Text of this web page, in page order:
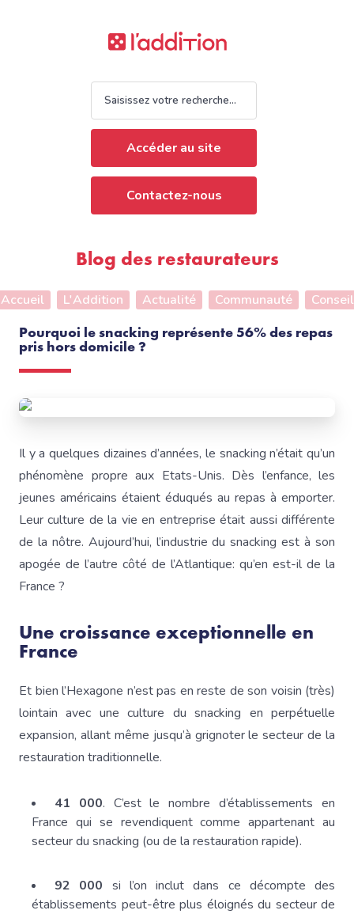
Accéder au site
Contactez-nous
Blog des restaurateurs
Accueil L'Addition Actualité Communauté Conseil
Pourquoi le snacking représente 56% des repas
pris hors domicile ?
Il y a quelques dizaines d’années, le snacking n’était qu’un
phénomène propre aux Etats-Unis. Dès l’enfance, les
jeunes américains étaient éduqués au repas à emporter.
Leur culture de la vie en entreprise était aussi différente
de la nôtre. Aujourd’hui, l’industrie du snacking est à son
apogée de l’autre côté de l’Atlantique: qu’en est-il de la
France ?
Une croissance exceptionnelle en
France
Et bien l’Hexagone n’est pas en reste de son voisin (très)
lointain avec une culture du snacking en perpétuelle
expansion, allant même jusqu’à grignoter le secteur de la
restauration traditionnelle.
41 000. C’est le nombre d’établissements en
France qui se revendiquent comme appartenant au
secteur du snacking (ou de la restauration rapide).
92 000 si l’on inclut dans ce décompte des
établissements peut-être plus éloignés du secteur de